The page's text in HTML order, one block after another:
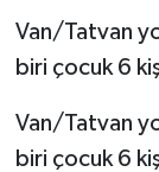
Van/Tatvan
biri çocuk 6
Van/Tatvan
biri çocuk 6